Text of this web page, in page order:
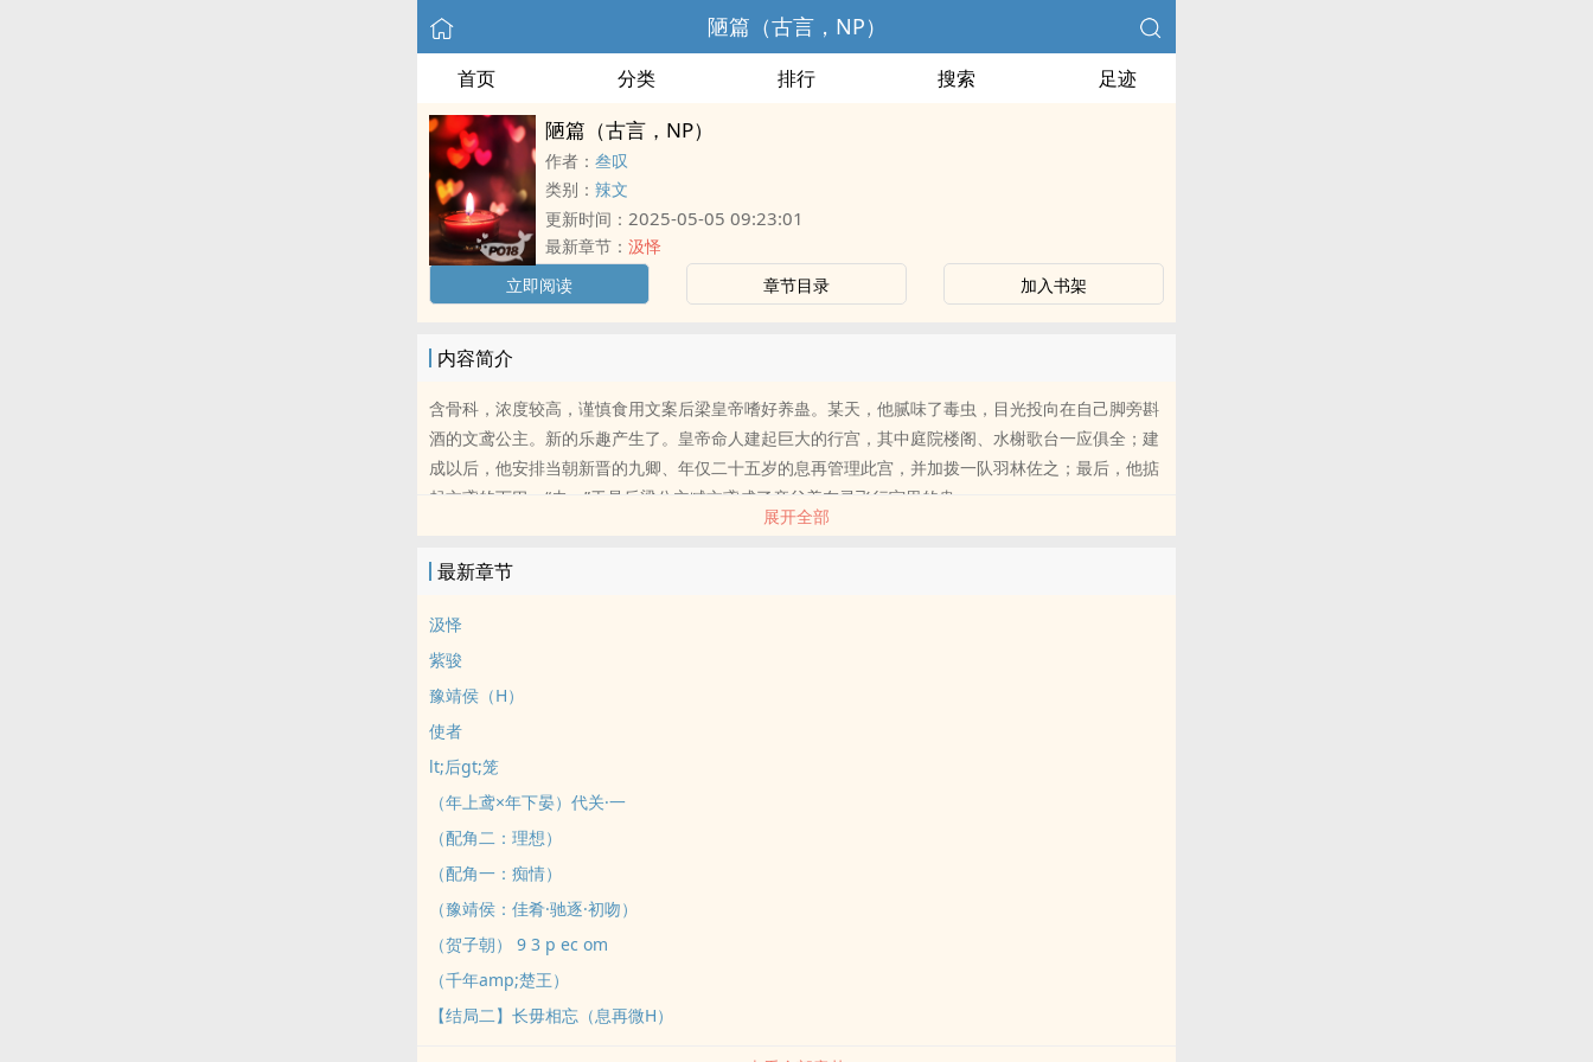
陋篇（古言，NP）
首页 分类 排行 搜索 足迹
陋篇（古言，NP）
作者： 叁叹
类别： 辣文
更新时间： 2025-05-05 09:23:01
最新章节： 汲怿
立即阅读
章节目录 加入书架
内容简介
含骨科，浓度较高，谨慎食用文案后梁皇帝嗜好养蛊。某天，他腻味了毒虫，目光投向在自己脚旁斟
酒的文鸢公主。新的乐趣产生了。皇帝命人建起巨大的行宫，其中庭院楼阁、水榭歌台一应俱全；建
成以后，他安排当朝新晋的九卿、年仅二十五岁的息再管理此宫，并加拨一队羽林佐之；最后，他掂
起文鸢的下巴：“去。”于是后梁公主臧文鸢成了亲父养在灵飞行宫里的蛊……
展开全部
最新章节
汲怿
紫骏
豫靖侯（H）
使者
lt;后gt;笼
（年上鸢×年下晏）代关·一
（配角二：理想）
（配角一：痴情）
（豫靖侯：佳肴·驰逐·初吻）
（贺子朝） 9 3 p ec om
（千年amp;楚王）
【结局二】长毋相忘（息再微H）